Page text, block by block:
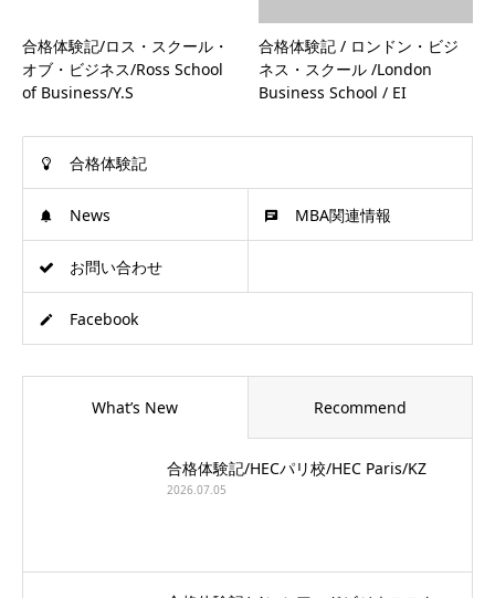
合格体験記/ロス・スクール・
オブ・ビジネス/Ross School
of Business/Y.S
合格体験記 / ロンドン・ビジ
ネス・スクール /London
Business School / EI
合格体験記
News MBA関連情報
お問い合わせ
Facebook
What’s New Recommend
合格体験記/HECパリ校/HEC Paris/KZ
2026.07.05